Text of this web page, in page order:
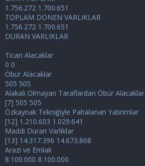
1.756.272 1.700.651
TOPLAM DÖNEN VARLIKLAR
1.756.272 1.700.651
DURAN VARLIKLAR
Ticari Alacaklar
0 0
Öbür Alacaklar
505 505
Alakalı Olmayan Taraflardan Öbür Alacaklar
[7] 505 505
Özkaynak Tekniğiyle Pahalanan Yatırımlar
[12] 1.210.603 1.029.641
Maddi Duran Varlıklar
[13] 14.317.396 14.673.868
Arazi ve Emlak
8.100.000 8.100.000